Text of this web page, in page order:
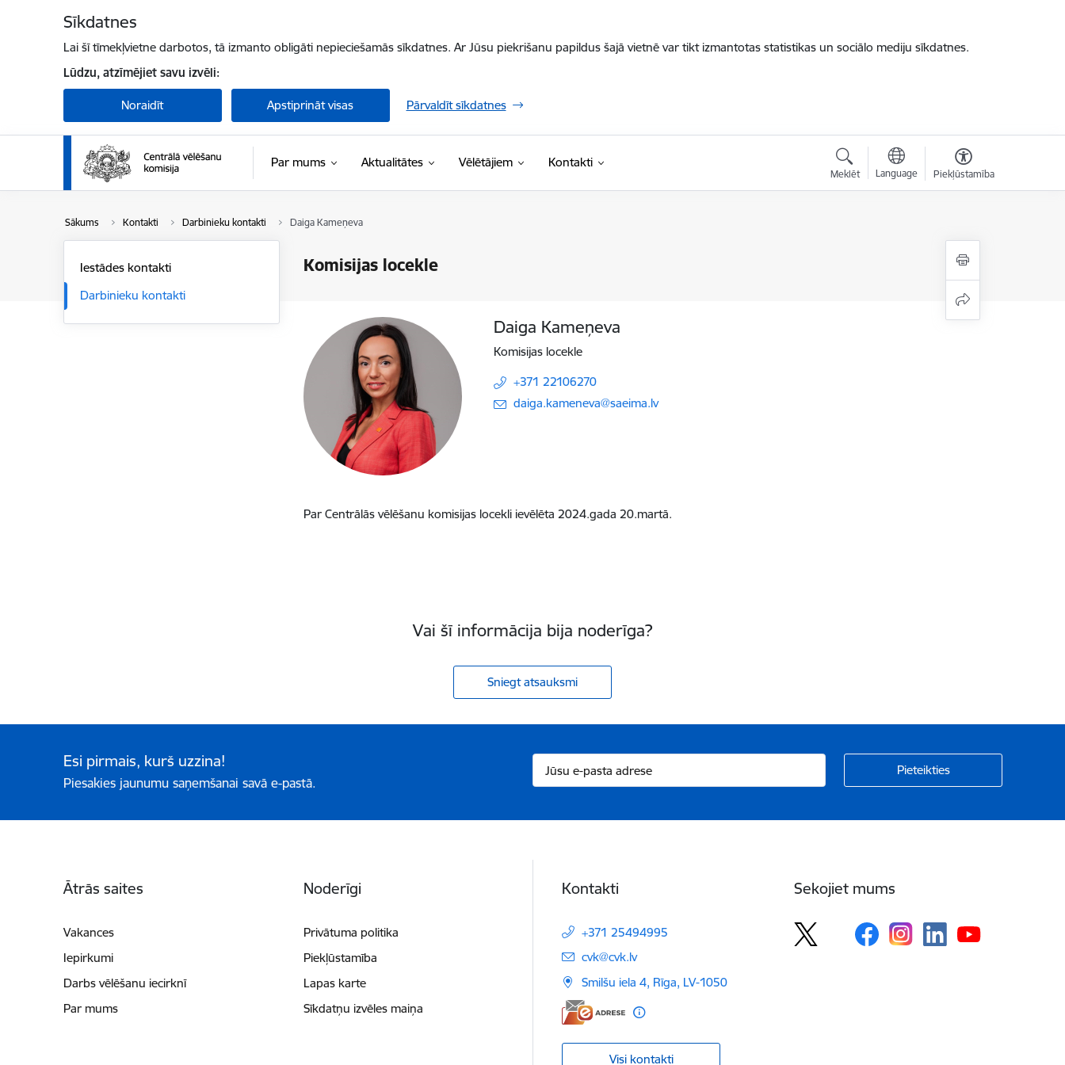
Sīkdatnes
Lai šī tīmekļvietne darbotos, tā izmanto obligāti nepieciešamās sīkdatnes. Ar Jūsu piekrišanu papildus šajā vietnē var tikt izmantotas statistikas un sociālo mediju sīkdatnes.
Lūdzu, atzīmējiet savu izvēli:
Noraidīt Apstiprināt visas Pārvaldīt sīkdatnes
Par mums Aktualitātes Vēlētājiem Kontakti
Meklēt Language Piekļūstamība
Sākums Kontakti Darbinieku kontakti Daiga Kameņeva
Komisijas locekle
Iestādes kontakti
Darbinieku kontakti
Daiga Kameņeva
Komisijas locekle
+371 22106270
E-pasts:
daiga.kameneva@saeima.lv
Par Centrālās vēlēšanu komisijas locekli ievēlēta 2024.gada 20.martā.
Vai šī informācija bija noderīga?
Sniegt atsauksmi
Esi pirmais, kurš uzzina!
Piesakies jaunumu saņemšanai savā e-pastā.
Ātrās saites
Vakances
Iepirkumi
Darbs vēlēšanu iecirknī
Par mums
Noderīgi
Privātuma politika
Piekļūstamība
Lapas karte
Sīkdatņu izvēles maiņa
Kontakti
+371 25494995
E-pasts:
cvk@cvk.lv
Smilšu iela 4, Rīga, LV-1050
Visi kontakti
Sekojiet mums